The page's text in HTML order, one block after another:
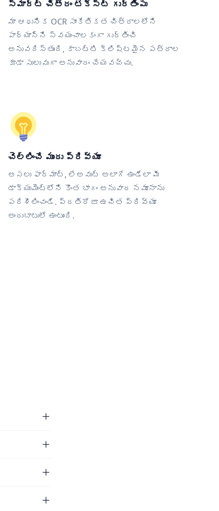
స్మార్ట్ చిత్రం టెక్స్ట్ గుర్తింపు
మా ఆధునిక OCR సాంకేతికత చిత్రాలలోని
పాఠ్యాన్ని స్వయంచాలకంగా గుర్తించి
అనువదిస్తుంది, కాబట్టి క్లిష్టమైన పత్రాల
కూడా సులువుగా అనువాదం చేయవచ్చు.
చెల్లించే ముందు ప్రివ్యూ
అసలు ఫార్మాట్, లేఅవుట్ అలాగే ఉండేలా మీ
డాక్యుమెంట్‌లోని కొంత భాగం అనువాద నమూనాను
పరిశీలించండి. ప్రతిరోజూ ఉచిత ప్రివ్యూ
అందుబాటులో ఉంటుంది.